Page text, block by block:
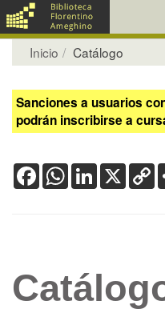
Inicio Catálogo
Sanciones a usuarios
podrán inscribirse a
FacebookWhatsApp
LinkedIn
X